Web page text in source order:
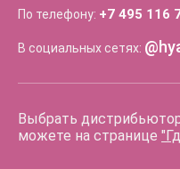
По телефону: +7 495 116
В социальных сетях:
Выбрать
можете на странице